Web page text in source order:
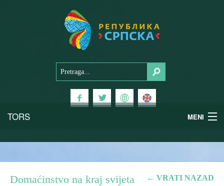
TORS MENI
← VRATI NAZAD
Domaćinstvo na kraj svijeta